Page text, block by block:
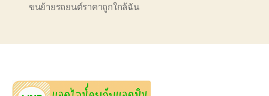
ขนย้ายรถยนต์ราคาถูกใกล้ฉัน